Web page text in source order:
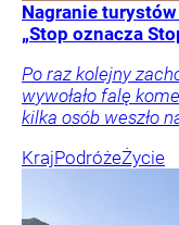
Nagranie turystów
„Stop oznacza
Po raz kolejny
wywołało falę
kilka osób weszło
KrajPodróżeŻycie